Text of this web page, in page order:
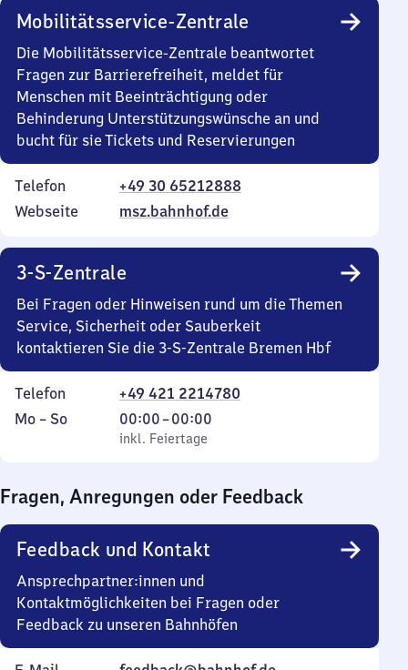
Mobilitätsservice-Zentrale
Die Mobilitätsservice-Zentrale beantwortet
Fragen zur Barrierefreiheit, meldet für
Menschen mit Beeinträchtigung oder
Behinderung Unterstützungswünsche an und
bucht für sie Tickets und Reservierungen
Telefon
+49 30 65212888
Webseite
msz.bahnhof.de
3-S-Zentrale
Bei Fragen oder Hinweisen rund um die Themen
Service, Sicherheit oder Sauberkeit
kontaktieren Sie die 3-S-Zentrale Bremen Hbf
Telefon
+49 421 2214780
Montag
Mo – So,
inkl. Feiertage
00:00–00:00
Von
0
0
Uhr
inkl. Feiertage
Fragen, Anregungen oder Feedback
Feedback und Kontakt
Ansprechpartner:innen und
Kontaktmöglichkeiten bei Fragen oder
Feedback zu unseren Bahnhöfen